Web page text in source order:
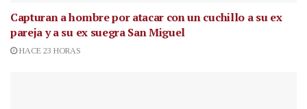
Capturan a hombre por atacar con un cuchillo a su ex
pareja y a su ex suegra San Miguel
HACE 23 HORAS